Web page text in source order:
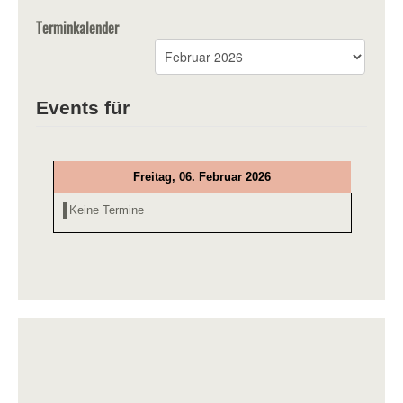
Terminkalender
Events für
Freitag, 06. Februar 2026
Keine Termine